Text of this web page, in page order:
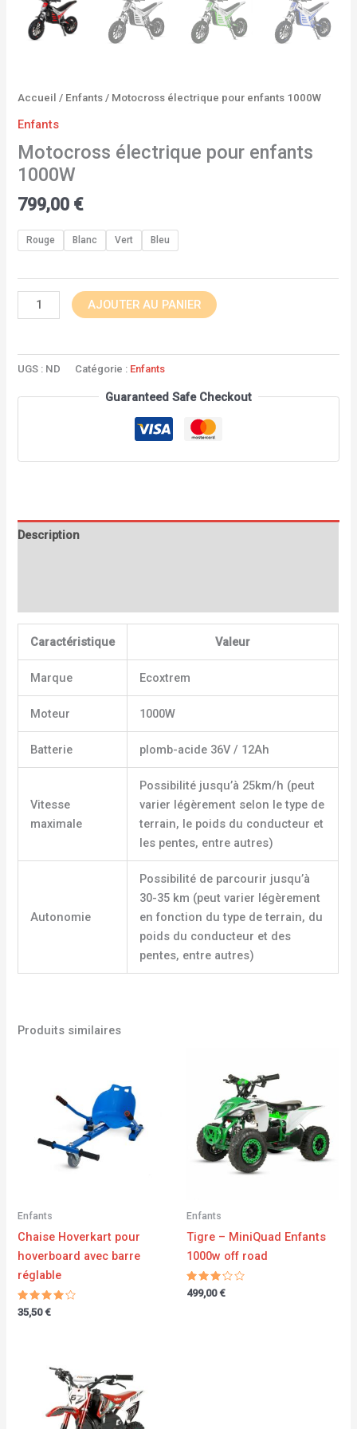
Accueil / Enfants / Motocross électrique pour enfants 1000W
Enfants
Motocross électrique pour enfants
1000W
799,00 €
Rouge Blanc Vert Bleu
AJOUTER AU PANIER
UGS : ND Catégorie : Enfants
Guaranteed Safe Checkout
Description
Caractéristique Valeur
Marque Ecoxtrem
Moteur 1000W
Batterie plomb-acide 36V / 12Ah
Vitesse
maximale
Possibilité jusqu’à 25km/h (peut
varier légèrement selon le type de
terrain, le poids du conducteur et
les pentes, entre autres)
Autonomie
Possibilité de parcourir jusqu’à
30-35 km (peut varier légèrement
en fonction du type de terrain, du
poids du conducteur et des
pentes, entre autres)
Produits similaires
Enfants
Chaise Hoverkart pour
hoverboard avec barre
réglable
Note
4.00
35,50€
Enfants
Tigre – MiniQuad Enfants
1000w off road
Note
3.00
499,00€